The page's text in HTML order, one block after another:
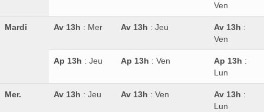
Ven
Mardi Av 13h : Mer Av 13h : Jeu Av 13h :
Ven
Ap 13h : Jeu Ap 13h : Ven Ap 13h :
Lun
Mer. Av 13h : Jeu Av 13h : Ven Av 13h :
Lun